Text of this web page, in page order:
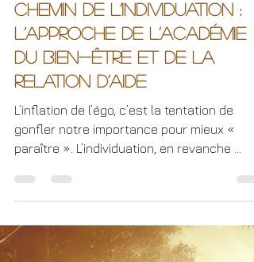
Mireille Magnée
23 nov. 2024
3 min de lecture
Accompagnement Relationnel
L’Inflation de l’Égo et le
Chemin de l’Individuation :
L’Approche de l’Académie
du Bien-Être et de la
Relation d’Aide
L’inflation de l’égo, c’est la tentation de
gonfler notre importance pour mieux «